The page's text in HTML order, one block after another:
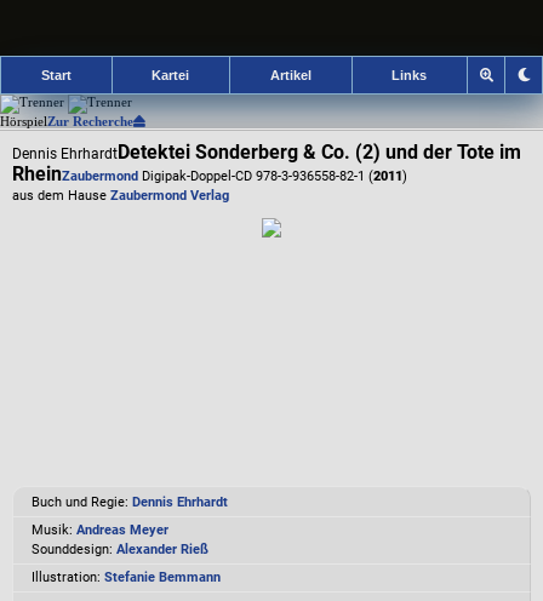
Start Kartei Artikel Links
HörspielZur Recherche
Dennis EhrhardtDetektei Sonderberg & Co. (2) und der Tote im
RheinZaubermond Digipak-Doppel-CD 978-3-936558-82-1 (2011)
aus dem Hause Zaubermond Verlag
Buch und Regie: Dennis Ehrhardt
Musik: Andreas Meyer
Sounddesign: Alexander Rieß
Illustration: Stefanie Bemmann